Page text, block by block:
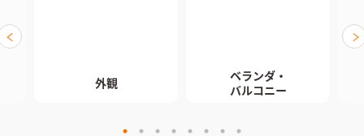
外観
ベランダ・
バルコニー